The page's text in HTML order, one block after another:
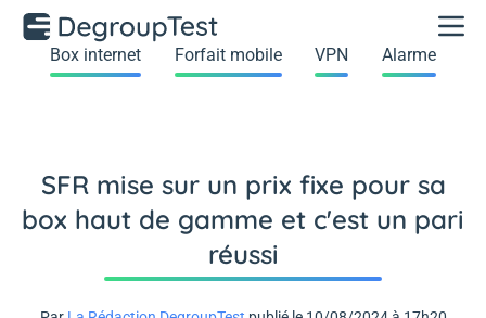
Box internet Forfait mobile VPN Alarme
SFR mise sur un prix fixe pour sa
box haut de gamme et c'est un pari
réussi